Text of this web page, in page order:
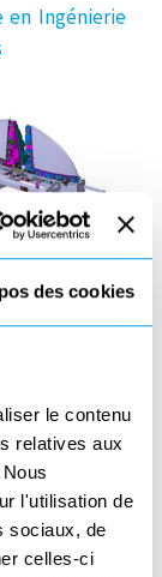
des cookies
le contenu
relatives aux
l'utilisation de
sociaux, de
celles-ci
en Ingénierie